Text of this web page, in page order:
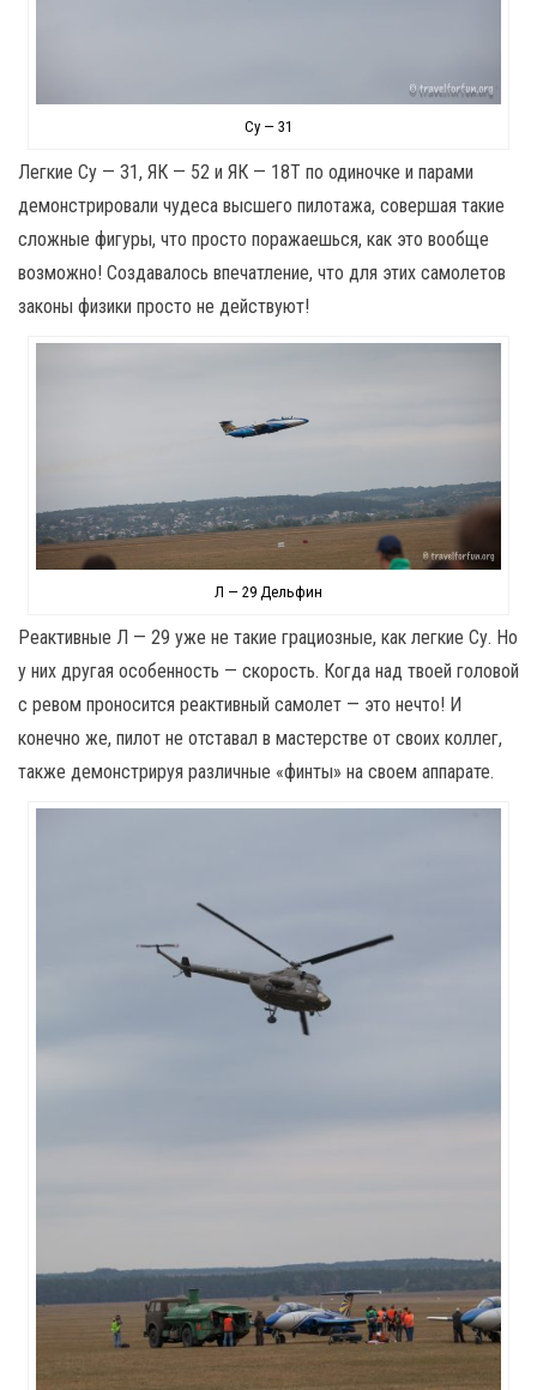
Су — 31
Легкие Су — 31, ЯК — 52 и ЯК — 18Т по одиночке и парами
демонстрировали чудеса высшего пилотажа, совершая такие
сложные фигуры, что просто поражаешься, как это вообще
возможно! Создавалось впечатление, что для этих самолетов
законы физики просто не действуют!
Л — 29 Дельфин
Реактивные Л — 29 уже не такие грациозные, как легкие Су. Но
у них другая особенность — скорость. Когда над твоей головой
с ревом проносится реактивный самолет — это нечто! И
конечно же, пилот не отставал в мастерстве от своих коллег,
также демонстрируя различные «финты» на своем аппарате.